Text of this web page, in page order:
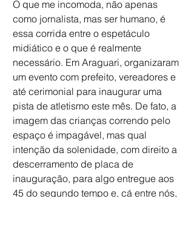
O que me incomoda, não apenas
como jornalista, mas ser humano, é
essa corrida entre o espetáculo
midiático e o que é realmente
necessário. Em Araguari, organizaram
um evento com prefeito, vereadores e
até cerimonial para inaugurar uma
pista de atletismo este mês. De fato, a
imagem das crianças correndo pelo
espaço é impagável, mas qual
intenção da solenidade, com direito a
descerramento de placa de
inauguração, para algo entregue aos
45 do segundo tempo e, cá entre nós,